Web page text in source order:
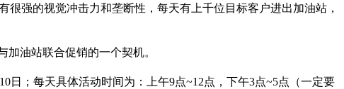
强的视觉冲击力和垄断性，每天有上千位目标客户进出加油站，
油站联合促销的一个契机。
；每天具体活动时间为：上午9点~12点，下午3点~5点（一定要